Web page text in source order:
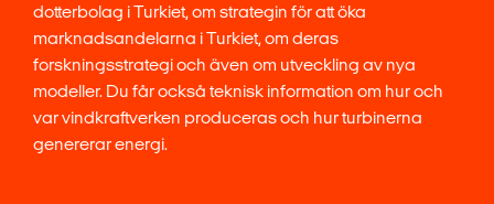
dotterbolag i Turkiet, om strategin för att öka
marknadsandelarna i Turkiet, om deras
forskningsstrategi och även om utveckling av nya
modeller. Du får också teknisk information om hur och
var vindkraftverken produceras och hur turbinerna
genererar energi.